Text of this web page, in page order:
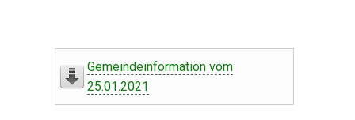
Gemeindeinformation vom
25.01.2021